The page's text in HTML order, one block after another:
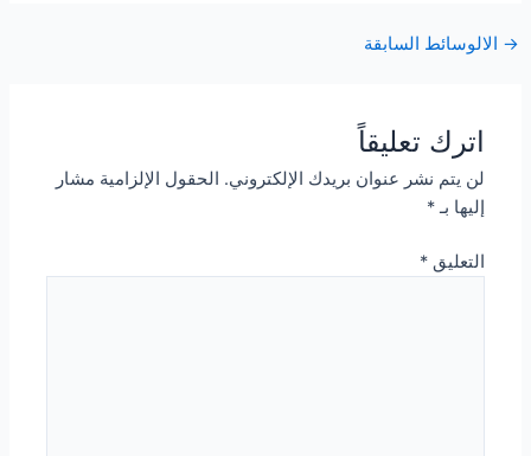
Post
→ الالوسائط السابقة
اترك تعليقاً
لن يتم نشر عنوان بريدك الإلكتروني. الحقول الإلزامية مشار
إليها بـ*
التعليق*